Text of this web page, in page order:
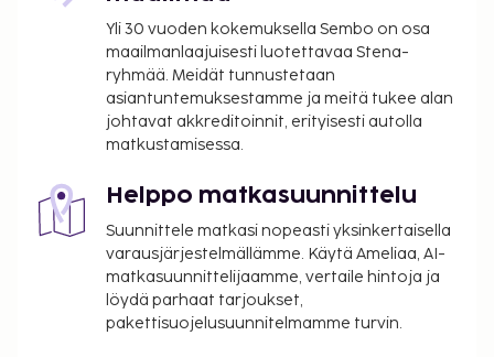
sovellettavat verot:
Takuumaksu: 200 EUR per yöpyminen
7.20 prosentin suuruinen kaupunki-/paikallisvero
peritään
Tässä on mainittu kaikki majoituspaikan meille
Lemmikit: 12 EUR per lemmikki per päivä
Avustajaeläimistä ei veloiteta lisämaksuja
Aikainen sisäänkirjautuminen on saatavilla
lisämaksusta (saatavuuden mukaan)
Myöhäinen uloskirjautuminen on saatavilla
lisämaksusta (saatavuuden mukaan)
Yli 30 vuoden kokemuksella Sembo on osa
maailmanlaajuisesti luotettavaa Stena-
ryhmää. Meidät tunnustetaan
asiantuntemuksestamme ja meitä tukee alan
johtavat akkreditoinnit, erityisesti autolla
matkustamisessa.
Helppo matkasuunnittelu
Suunnittele matkasi nopeasti yksinkertaisella
varausjärjestelmällämme. Käytä Ameliaa, AI-
matkasuunnittelijaamme, vertaile hintoja ja
löydä parhaat tarjoukset,
pakettisuojelusuunnitelmamme turvin.